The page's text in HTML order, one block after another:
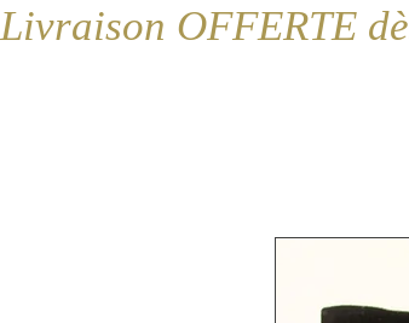
Livraison OFFERTE